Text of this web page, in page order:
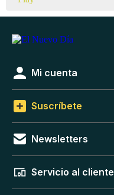
Mi cuenta
Suscríbete
Newsletters
Servicio al cliente